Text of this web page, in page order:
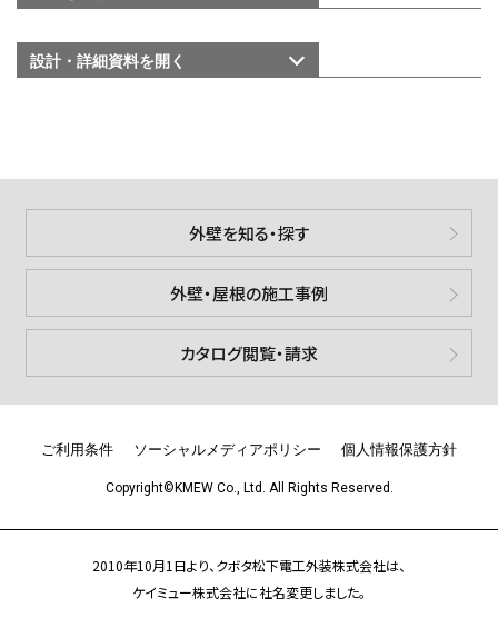
設計・詳細資料を開く
外壁を知る・探す
外壁・屋根の施工事例
カタログ閲覧・請求
Copyright©KMEW Co., Ltd. All Rights Reserved.
ご利用条件 ソーシャルメディアポリシー 個人情報保護方針
2010年10月1日より、クボタ松下電工外装株式会社は、
ケイミュー株式会社に社名変更しました。